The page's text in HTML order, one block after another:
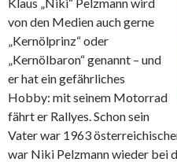
von den Medien auch gerne
„Kernölprinz“ oder
„Kernölbaron“ genannt – und
er hat ein gefährliches
Hobby: mit seinem Motorrad
fährt er Rallyes. Schon sein
Vater war 1963
war Niki Pelzmann wieder bei